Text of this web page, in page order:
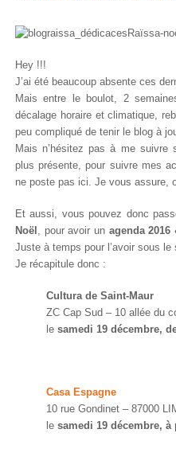
Hey !!!
J’ai été beaucoup absente ces
Mais entre le boulot, 2
décalage horaire et climatique,
peu compliqué de tenir le blog à
Mais n’hésitez pas à me suivre
plus présente, pour suivre mes
ne poste pas ici. Je vous assure,
Et aussi, vous pouvez donc
Noël
, pour avoir un agenda 2016
Juste à temps pour l’avoir sous
Je récapitule donc :
Cultura de Saint-Maur
ZC Cap Sud – 10 allée du
le samedi 19 décembre,
Casa Espagne
10 rue Gondinet – 87000
le samedi 19 décembre, à